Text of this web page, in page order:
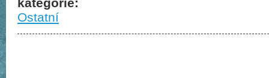
Ostatní